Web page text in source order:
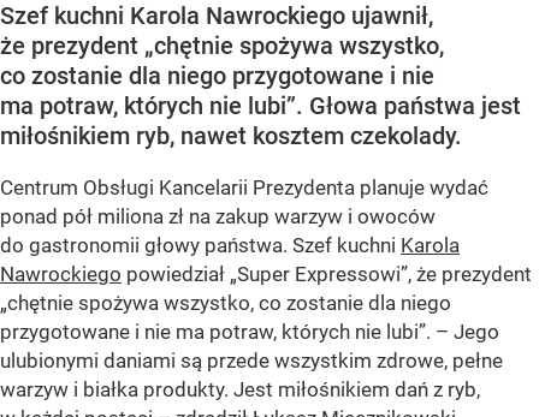
Szef kuchni Karola Nawrockiego ujawnił,
że prezydent „chętnie spożywa wszystko,
co zostanie dla niego przygotowane i nie
ma potraw, których nie lubi”. Głowa państwa jest
miłośnikiem ryb, nawet kosztem czekolady.
Centrum Obsługi Kancelarii Prezydenta planuje wydać
ponad pół miliona zł na zakup warzyw i owoców
do gastronomii głowy państwa. Szef kuchni Karola
Nawrockiego powiedział „Super Expressowi”, że prezydent
„chętnie spożywa wszystko, co zostanie dla niego
przygotowane i nie ma potraw, których nie lubi”. – Jego
ulubionymi daniami są przede wszystkim zdrowe, pełne
warzyw i białka produkty. Jest miłośnikiem dań z ryb,